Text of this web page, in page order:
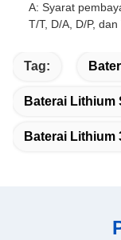
A: Syarat
T/T, D/A, D/P,
Tag:
Baterai Lithium
Baterai Lithium